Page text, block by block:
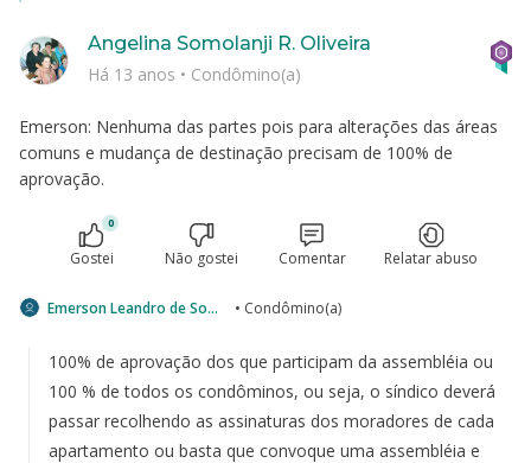
Emerson: Nenhuma das partes pois para alterações das áreas
comuns e mudança de destinação precisam de 100% de
aprovação.
Angelina Somolanji R. Oliveira
Há 13 anos • Condômino(a)
0
Gostei Não gostei Comentar Relatar abuso
Emerson Leandro de Souza • Condômino(a)
100% de aprovação dos que participam da assembléia ou
100 % de todos os condôminos, ou seja, o síndico deverá
passar recolhendo as assinaturas dos moradores de cada
apartamento ou basta que convoque uma assembléia e